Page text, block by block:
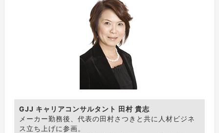
GJJ キャリアコンサルタント 田村 貴志
メーカー勤務後、代表の田村さつきと共に人材ビジネ
ス立ち上げに参画。